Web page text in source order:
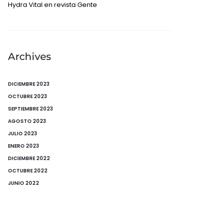
Hydra Vital en revista Gente
Archives
DICIEMBRE 2023
OCTUBRE 2023
SEPTIEMBRE 2023
AGOSTO 2023
JULIO 2023
ENERO 2023
DICIEMBRE 2022
OCTUBRE 2022
JUNIO 2022